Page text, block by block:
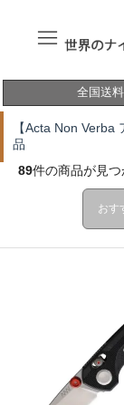
全国送
【Acta Non
品
89件の商品が見
おす